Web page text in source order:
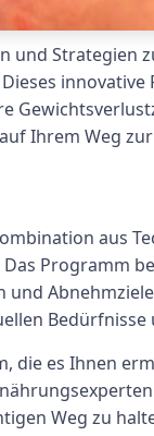
Strategien
Ihrem Weg
aus
Programm
Bedürfnisse
die es Ihnen
Weg zu